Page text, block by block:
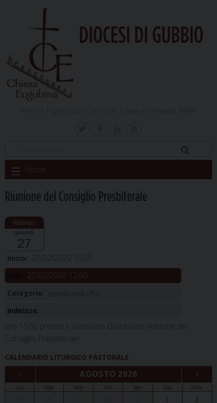
DIOCESI DI GUBBIO
Skip
to
Home
Riunione del Consiglio Presbiterale
giovedì
27
Inizio: 27/02/2020 10:00
27/02/2020 12:00
Categorie:
Indirizzo:
ore 10.00 presso il Seminario Diocesano riunione del
Consiglio Presbiterale
CALENDARIO LITURGICO PASTORALE
‹ AGOSTO 2026 ›
Lun Mar Mer Gio Ven Sab Dom
1 2